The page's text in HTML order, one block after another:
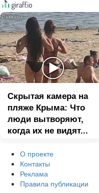
Скрытая камера на
пляже Крыма: Что
люди вытворяют,
когда их не видят...
О проекте
Контакты
Реклама
Правила публикации